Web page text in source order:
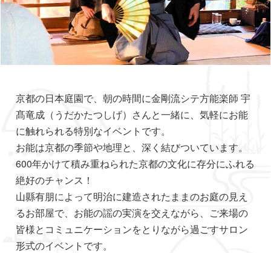
京都の日本庭園で、朝の時間に金剛流シテ方能楽師 宇
髙竜成（うだかたつしげ）さんと一緒に、気軽にお能
に触れられる特別なイベントです。
お能は京都の季節や地理と、深く結びついています。
600年かけて積み重ねられた京都の文化に存分にふれる
絶好のチャンス！
山縣有朋によって明治に建造されたままのお庭の見え
るお部屋で、お能の謡の実演を交えながら、ご来場の
皆様とコミュニケーションをとりながら過ごすサロン
形式のイベントです。